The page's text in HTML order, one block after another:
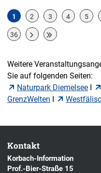
1 2 3 4 5
36
Weitere
Sie auf folgenden Seiten:
Naturpark Diemelsee I
GrenzWelten I
Kontakt
Korbach-Information
Prof.-Bier-Straße 15